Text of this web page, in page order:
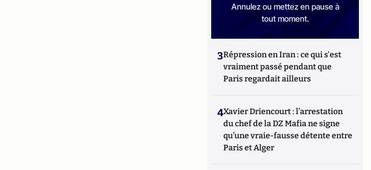
Annulez ou mettez en pause à
tout moment.
3Répression en Iran : ce qui s'est
vraiment passé pendant que
Paris regardait ailleurs
4Xavier Driencourt : l’arrestation
du chef de la DZ Mafia ne signe
qu’une vraie-fausse détente entre
Paris et Alger